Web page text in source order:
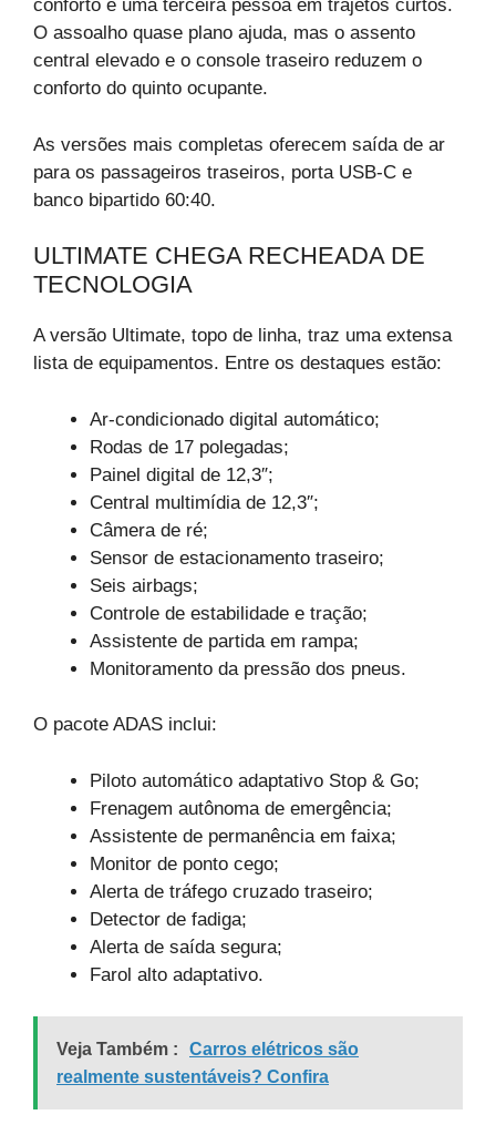
conforto e uma terceira pessoa em trajetos curtos.
O assoalho quase plano ajuda, mas o assento
central elevado e o console traseiro reduzem o
conforto do quinto ocupante.
As versões mais completas oferecem saída de ar
para os passageiros traseiros, porta USB-C e
banco bipartido 60:40.
ULTIMATE CHEGA RECHEADA DE
TECNOLOGIA
A versão Ultimate, topo de linha, traz uma extensa
lista de equipamentos. Entre os destaques estão:
Ar-condicionado digital automático;
Rodas de 17 polegadas;
Painel digital de 12,3″;
Central multimídia de 12,3″;
Câmera de ré;
Sensor de estacionamento traseiro;
Seis airbags;
Controle de estabilidade e tração;
Assistente de partida em rampa;
Monitoramento da pressão dos pneus.
O pacote ADAS inclui:
Piloto automático adaptativo Stop & Go;
Frenagem autônoma de emergência;
Assistente de permanência em faixa;
Monitor de ponto cego;
Alerta de tráfego cruzado traseiro;
Detector de fadiga;
Alerta de saída segura;
Farol alto adaptativo.
Veja Também :
Carros elétricos são
realmente sustentáveis? Confira